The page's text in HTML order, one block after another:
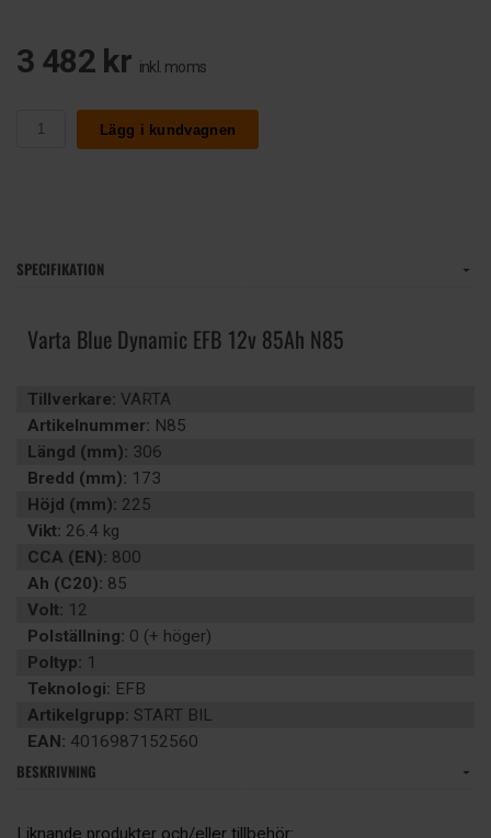
3 482 kr inkl. moms
Lägg i kundvagnen
SPECIFIKATION
Varta Blue Dynamic EFB 12v 85Ah N85
Tillverkare: VARTA
Artikelnummer: N85
Längd (mm): 306
Bredd (mm): 173
Höjd (mm): 225
Vikt: 26.4 kg
CCA (EN): 800
Ah (C20): 85
Volt: 12
Polställning: 0 (+ höger)
Poltyp: 1
Teknologi: EFB
Artikelgrupp: START BIL
EAN: 4016987152560
BESKRIVNING
Liknande produkter och/eller tillbehör: